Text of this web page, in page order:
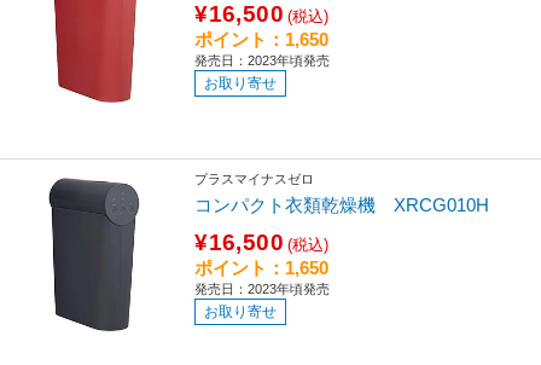
¥16,500 (税込)
ポイント：1,650
発売日：2023年頃発売
お取り寄せ
プラスマイナスゼロ
コンパクト衣類乾燥機 XRCG010H
¥16,500 (税込)
ポイント：1,650
発売日：2023年頃発売
お取り寄せ